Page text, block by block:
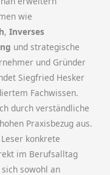
wie
,Inverses
und strategische
und Gründer
Siegfried Hesker
Fachwissen.
durch verständliche
Praxisbezug aus.
konkrete
im Berufsalltag
sowohl an